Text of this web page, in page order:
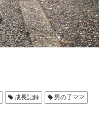
成長記録
男の子ママ